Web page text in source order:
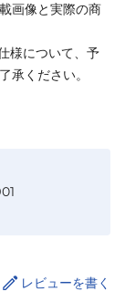
画像と実際の商
様について、予
承ください。
レビューを書く